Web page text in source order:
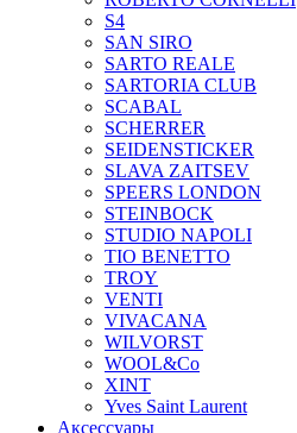
S4
SAN SIRO
SARTO REALE
SARTORIA CLUB
SCABAL
SCHERRER
SEIDENSTICKER
SLAVA ZAITSEV
SPEERS LONDON
STEINBOCK
STUDIO NAPOLI
TIO BENETTO
TROY
VENTI
VIVACANA
WILVORST
WOOL&Co
XINT
Yves Saint Laurent
Аксессуары